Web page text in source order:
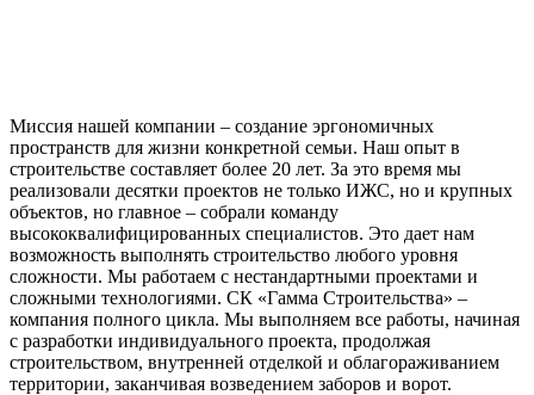
Миссия нашей компании – создание эргономичных
пространств для жизни конкретной семьи. Наш опыт в
строительстве составляет более 20 лет. За это время мы
реализовали десятки проектов не только ИЖС, но и крупных
объектов, но главное – собрали команду
высококвалифицированных специалистов. Это дает нам
возможность выполнять строительство любого уровня
сложности. Мы работаем с нестандартными проектами и
сложными технологиями. СК «Гамма Строительства» –
компания полного цикла. Мы выполняем все работы, начиная
с разработки индивидуального проекта, продолжая
строительством, внутренней отделкой и облагораживанием
территории, заканчивая возведением заборов и ворот.